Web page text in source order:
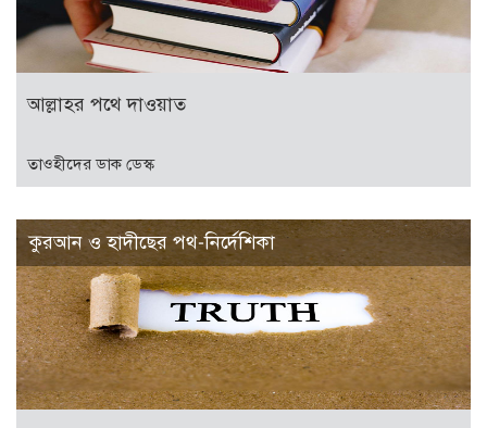
আল্লাহর পথে দাওয়াত
তাওহীদের ডাক ডেস্ক
কুরআন ও হাদীছের পথ-নির্দেশিকা